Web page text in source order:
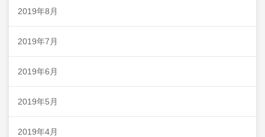
2019年8月
2019年7月
2019年6月
2019年5月
2019年4月